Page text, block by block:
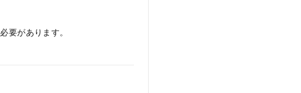
必要があります。